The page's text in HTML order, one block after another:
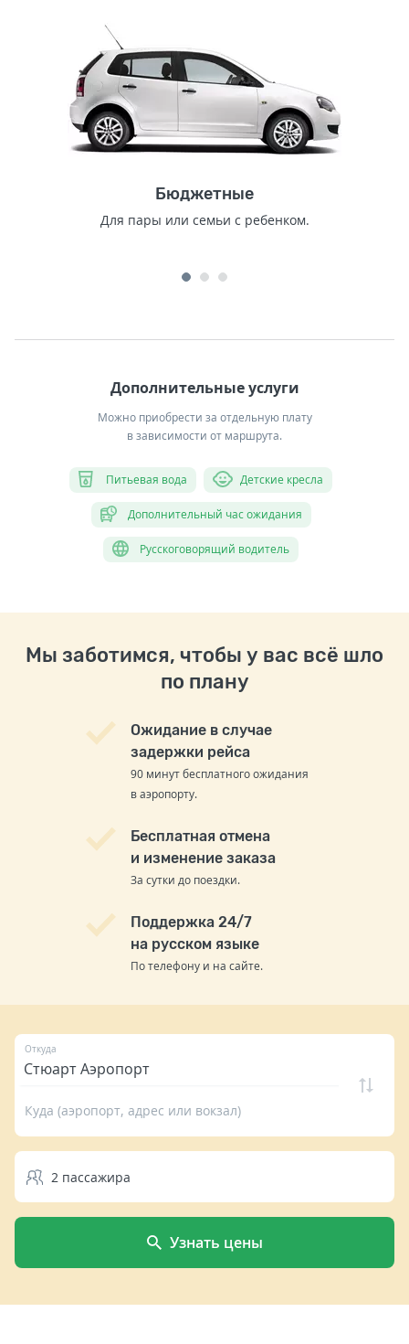
Бюджетные
Для пары или семьи с ребенком.
Дополнительные услуги
Можно приобрести за отдельную плату
в зависимости от маршрута.
Питьевая вода Детские кресла
Дополнительный час ожидания
Русскоговорящий водитель
Мы заботимся, чтобы у вас всё шло
по плану
Ожидание в случае
задержки рейса
90 минут бесплатного ожидания
в аэропорту.
Бесплатная отмена
и изменение заказа
За сутки до поездки.
Поддержка 24/7
на русском языке
По телефону и на сайте.
Откуда
Куда (аэропорт, адрес или вокзал)
2 пассажира
Узнать цены